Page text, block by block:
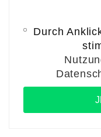
Durch